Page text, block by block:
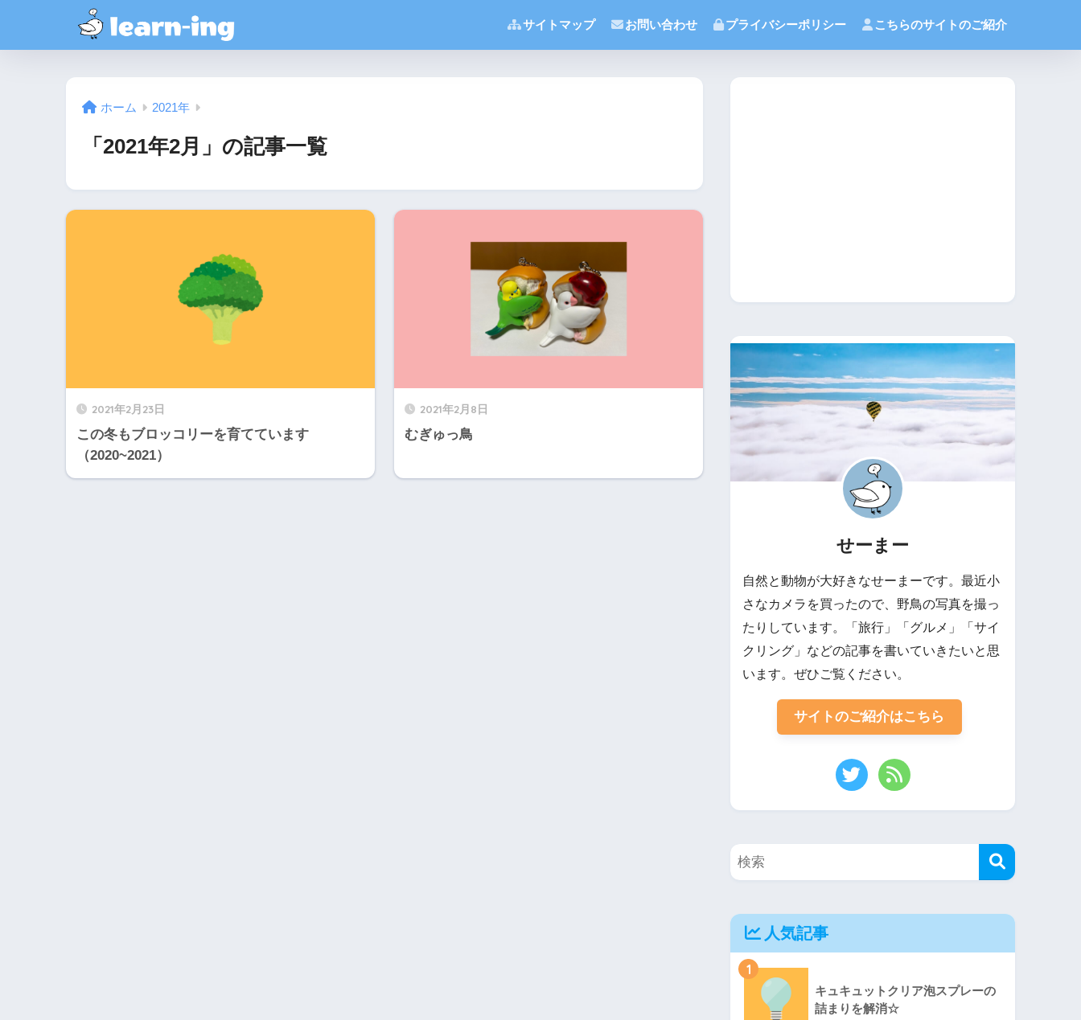
サイトマップ お問い合わせ プライバシーポリシー こちらのサイトのご紹介
ホーム 2021年
「2021年2月」の記事一覧
2021年2月23日
この冬もブロッコリーを育てています
（2020~2021）
2021年2月8日
むぎゅっ鳥
せーまー
自然と動物が大好きなせーまーです。最近小
さなカメラを買ったので、野鳥の写真を撮っ
たりしています。「旅行」「グルメ」「サイ
クリング」などの記事を書いていきたいと思
います。ぜひご覧ください。
サイトのご紹介はこちら
人気記事
1
キュキュットクリア泡スプレーの
詰まりを解消☆